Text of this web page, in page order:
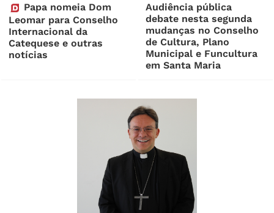
Papa nomeia Dom
Leomar para Conselho
Internacional da
Catequese e outras
notícias
Audiência pública
debate nesta segunda
mudanças no Conselho
de Cultura, Plano
Municipal e Funcultura
em Santa Maria